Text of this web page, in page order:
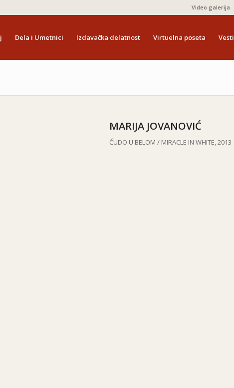
Video galerija
Dela i Umetnici Izdavačka delatnost Virtuelna poseta Vesti
MARIJA JOVANOVIĆ
ČUDO U BELOM / MIRACLE IN WHITE, 2013